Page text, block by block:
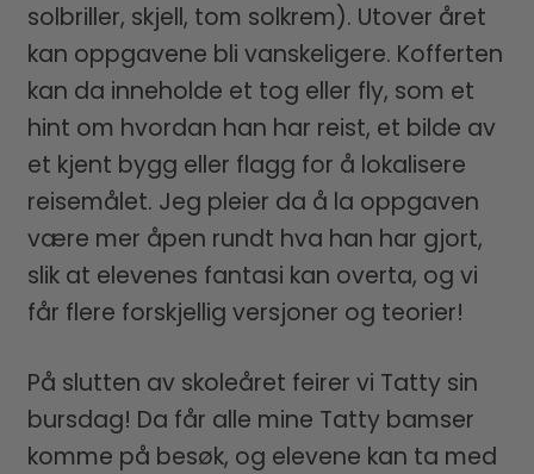
solbriller, skjell, tom solkrem). Utover året
kan oppgavene bli vanskeligere. Kofferten
kan da inneholde et tog eller fly, som et
hint om hvordan han har reist, et bilde av
et kjent bygg eller flagg for å lokalisere
reisemålet. Jeg pleier da å la oppgaven
være mer åpen rundt hva han har gjort,
slik at elevenes fantasi kan overta, og vi
får flere forskjellig versjoner og teorier!
På slutten av skoleåret feirer vi Tatty sin
bursdag! Da får alle mine Tatty bamser
komme på besøk, og elevene kan ta med